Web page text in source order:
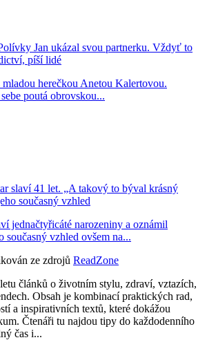
Jan ukázal svou partnerku. Vždyť to
píší lidé
herečkou Anetou Kalertovou.
poutá obrovskou...
slaví 41 let. „A takový to býval krásný
současný vzhled
jednačtyřicáté narozeniny a oznámil
současný vzhled ovšem na...
ze zdrojů ReadZone
článků o životním stylu, zdraví, vztazích,
Obsah je kombinací praktických rad,
a inspirativních textů, které dokážou
Čtenáři tu najdou tipy do každodenního
čas i...